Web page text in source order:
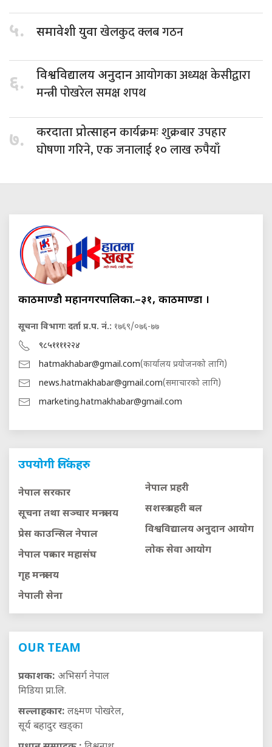
५. समावेशी युवाखेलकुद क्लब गठन
६. विश्वविद्यालय अनुदानआयोगका अध्यक्ष केसीद्वारा
मन्त्री पोखरेल समक्ष शपथ
७. करदाता प्रोत्साहनकार्यक्रमः शुक्रबार उपहार
घोषणा गरिने, एक जनालाई १० लाख रुपैयाँ
काठमाण्डौ महानगरपालिका.–३१, काठमाण्डौं ।
सूचना विभागः दर्ता प्र.प. नं.: १७६९/०७६-७७
९८५११११२२४
hatmakhabar@gmail.com(कार्यालय प्रयोजनको लागि)
news.hatmakhabar@gmail.com(समाचारको लागि)
marketing.hatmakhabar@gmail.com
उपयोगी लिंकहरु
नेपाल सरकार
सूचना तथा सञ्चार मन्त्रालय
प्रेस काउन्सिल नेपाल
नेपाल पत्रकार महासंघ
गृह मन्त्रालय
नेपाली सेना
नेपाल प्रहरी
सशस्त्र प्रहरी बल
विश्वविद्यालय अनुदान आयाेग
लाेक सेवा आयाेग
OUR TEAM
प्रकाशक: अभिसर्ग नेपाल
मिडिया प्रा.लि.
सल्लाहकार: लक्ष्मण पोखरेल,
सूर्य बहादुर खड्का